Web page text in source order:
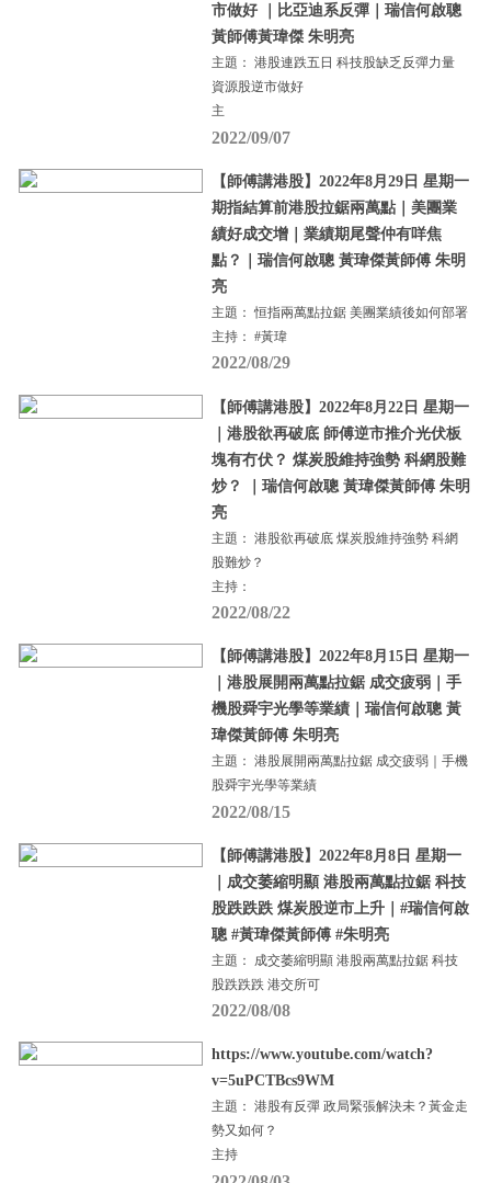
市做好 ｜比亞迪系反彈｜瑞信何啟聰
黃師傅黃瑋傑 朱明亮
主題： 港股連跌五日 科技股缺乏反彈力量
資源股逆市做好
主
2022/09/07
【師傅講港股】2022年8月29日 星期一
期指結算前港股拉鋸兩萬點｜美團業
績好成交增｜業績期尾聲仲有咩焦
點？｜瑞信何啟聰 黃瑋傑黃師傅 朱明
亮
主題： 恒指兩萬點拉鋸 美團業績後如何部署
主持： #黃瑋
2022/08/29
【師傅講港股】2022年8月22日 星期一
｜港股欲再破底 師傅逆市推介光伏板
塊有冇伏？ 煤炭股維持強勢 科網股難
炒？ ｜瑞信何啟聰 黃瑋傑黃師傅 朱明
亮
主題： 港股欲再破底 煤炭股維持強勢 科網
股難炒？
主持：
2022/08/22
【師傅講港股】2022年8月15日 星期一
｜港股展開兩萬點拉鋸 成交疲弱｜手
機股舜宇光學等業績｜瑞信何啟聰 黃
瑋傑黃師傅 朱明亮
主題： 港股展開兩萬點拉鋸 成交疲弱｜手機
股舜宇光學等業績
2022/08/15
【師傅講港股】2022年8月8日 星期一
｜成交萎縮明顯 港股兩萬點拉鋸 科技
股跌跌跌 煤炭股逆市上升｜#瑞信何啟
聰 #黃瑋傑黃師傅 #朱明亮
主題： 成交萎縮明顯 港股兩萬點拉鋸 科技
股跌跌跌 港交所可
2022/08/08
https://www.youtube.com/watch?
v=5uPCTBcs9WM
主題： 港股有反彈 政局緊張解決未？黃金走
勢又如何？
主持